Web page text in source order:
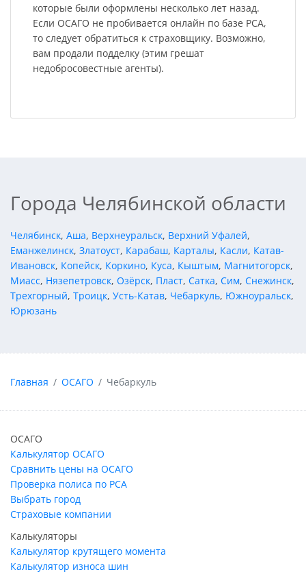
которые были оформлены несколько лет назад.
Если ОСАГО не пробивается онлайн по базе РСА,
то следует обратиться к страховщику. Возможно,
вам продали подделку (этим грешат
недобросовестные агенты).
Города Челябинской области
Челябинск, Аша, Верхнеуральск, Верхний Уфалей,
Еманжелинск, Златоуст, Карабаш, Карталы, Касли, Катав-
Ивановск, Копейск, Коркино, Куса, Кыштым, Магнитогорск,
Миасс, Нязепетровск, Озёрск, Пласт, Сатка, Сим, Снежинск,
Трехгорный, Троицк, Усть-Катав, Чебаркуль, Южноуральск,
Юрюзань
Главная ОСАГО Чебаркуль
ОСАГО
Калькулятор ОСАГО
Сравнить цены на ОСАГО
Проверка полиса по РСА
Выбрать город
Страховые компании
Калькуляторы
Калькулятор крутящего момента
Калькулятор износа шин